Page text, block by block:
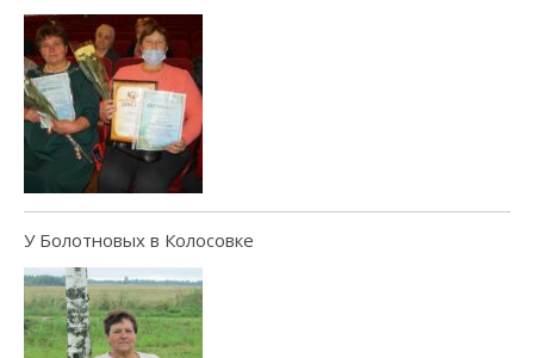
У Болотновых в Колосовке